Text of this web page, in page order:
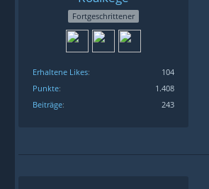
Fortgeschrittener
Erhaltene Likes
104
Punkte
1.408
Beiträge
243